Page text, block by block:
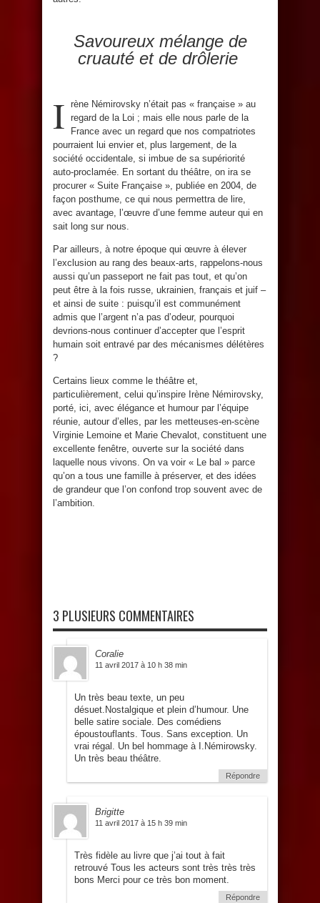
Savoureux mélange de
cruauté et de drôlerie
I rène Némirovsky n’était pas « française » au
regard de la Loi ; mais elle nous parle de la
France avec un regard que nos compatriotes
pourraient lui envier et, plus largement, de la
société occidentale, si imbue de sa supériorité
auto-proclamée. En sortant du théâtre, on ira se
procurer « Suite Française », publiée en 2004, de
façon posthume, ce qui nous permettra de lire,
avec avantage, l’œuvre d’une femme auteur qui en
sait long sur nous.
Par ailleurs, à notre époque qui œuvre à élever
l’exclusion au rang des beaux-arts, rappelons-nous
aussi qu’un passeport ne fait pas tout, et qu’on
peut être à la fois russe, ukrainien, français et juif –
et ainsi de suite : puisqu’il est communément
admis que l’argent n’a pas d’odeur, pourquoi
devrions-nous continuer d’accepter que l’esprit
humain soit entravé par des mécanismes délétères
?
Certains lieux comme le théâtre et,
particulièrement, celui qu’inspire Irène Némirovsky,
porté, ici, avec élégance et humour par l’équipe
réunie, autour d’elles, par les metteuses-en-scène
Virginie Lemoine et Marie Chevalot, constituent une
excellente fenêtre, ouverte sur la société dans
laquelle nous vivons. On va voir « Le bal » parce
qu’on a tous une famille à préserver, et des idées
de grandeur que l’on confond trop souvent avec de
l’ambition.
3 PLUSIEURS COMMENTAIRES
Coralie
11 avril 2017 à 10 h 38 min
Un très beau texte, un peu
désuet.Nostalgique et plein d’humour. Une
belle satire sociale. Des comédiens
époustouflants. Tous. Sans exception. Un
vrai régal. Un bel hommage à I.Némirowsky.
Un très beau théâtre.
Répondre
Brigitte
11 avril 2017 à 15 h 39 min
Très fidèle au livre que j’ai tout à fait
retrouvé Tous les acteurs sont très très très
bons Merci pour ce très bon moment.
Répondre